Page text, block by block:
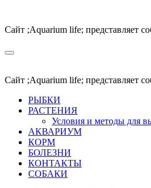
содержимому
Сайт ;Aquarium life; представляет
Сайт ;Aquarium life; представляет
РЫБКИ
РАСТЕНИЯ
Условия и методы для
АКВАРИУМ
КОРМ
БОЛЕЗНИ
КОНТАКТЫ
СОБАКИ